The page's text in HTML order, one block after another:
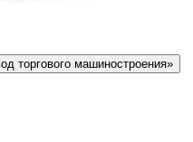
торгового машиностроения»